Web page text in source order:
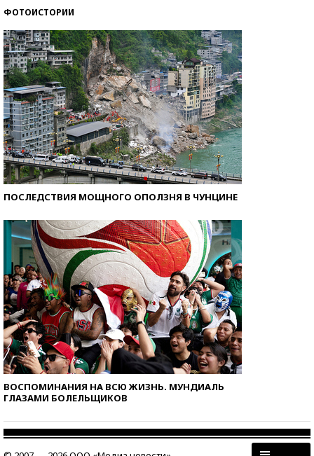
ФОТОИСТОРИИ
ПОСЛЕДСТВИЯ МОЩНОГО ОПОЛЗНЯ В ЧУНЦИНЕ
ВОСПОМИНАНИЯ НА ВСЮ ЖИЗНЬ. МУНДИАЛЬ
ГЛАЗАМИ БОЛЕЛЬЩИКОВ